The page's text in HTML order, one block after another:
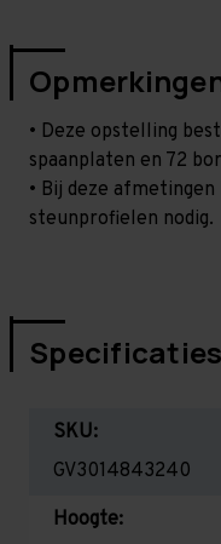
• Deze opstelling
spaanplaten en 72
• Bij deze
steunprofielen nodig.
Specificaties
SKU:
GV3014843240
Hoogte: